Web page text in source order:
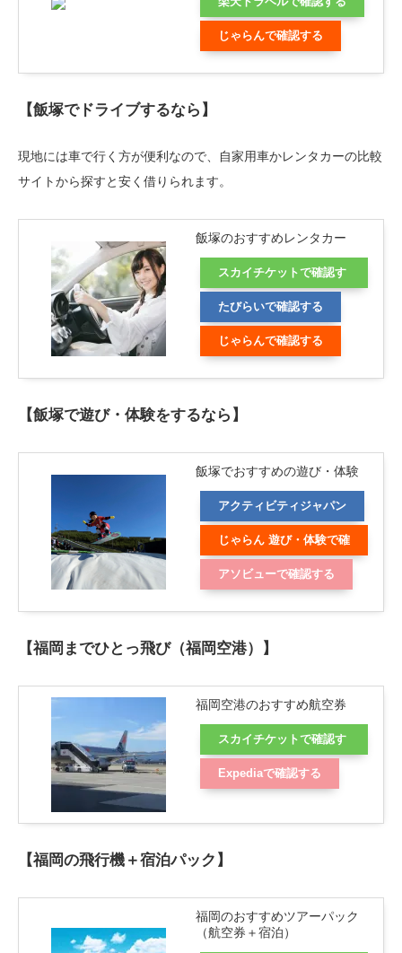
じゃらんで確認する
【飯塚でドライブするなら】
現地には車で行く方が便利なので、自家用車かレンタカーの比較
サイトから探すと安く借りられます。
飯塚のおすすめレンタカー
スカイチケットで確認す
る
たびらいで確認する
じゃらんで確認する
【飯塚で遊び・体験をするなら】
飯塚でおすすめの遊び・体験
アクティビティジャパン
じゃらん 遊び・体験で確
認する
アソビューで確認する
【福岡までひとっ飛び（福岡空港）】
福岡空港のおすすめ航空券
スカイチケットで確認す
る
Expediaで確認する
【福岡の飛行機＋宿泊パック】
福岡のおすすめツアーパック
（航空券＋宿泊）